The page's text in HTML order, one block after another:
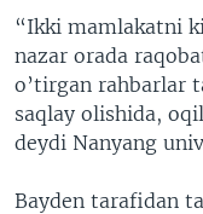
“Ikki mamlakatni
nazar orada
o’tirgan rahbarlar
saqlay olishida,
deydi Nanyang
Bayden tarafidan